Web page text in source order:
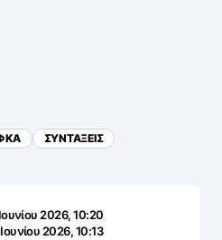
ΣΥΝΤΑΞΕΙΣ
2026, 10:20
2026, 10:13